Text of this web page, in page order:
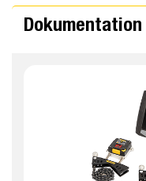
Dokumentation